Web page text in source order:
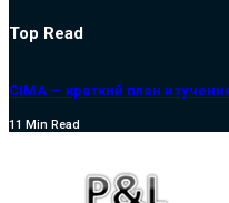
Top Read
CIMA — краткий план
11 Min Read